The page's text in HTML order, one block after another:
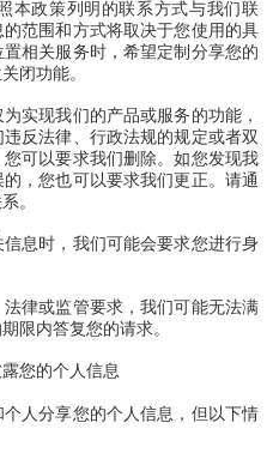
本政策列明的联系方式与我们联
范围和方式将取决于您使用的具
相关服务时，希望定制分享您的
闭功能。
实现我们的产品或服务的功能，
反法律、行政法规的规定或者双
可以要求我们删除。如您发现我
，您也可以要求我们更正。请通
。
信息时，我们可能会要求您进行身
法律或监管要求，我们可能无法满
限内答复您的请求。
您的个人信息
人分享您的个人信息，但以下情